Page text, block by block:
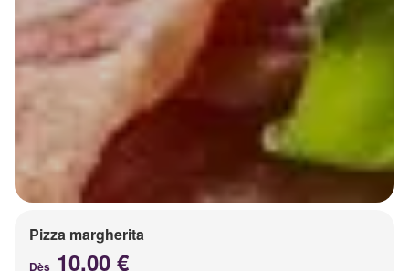
Pizza margherita
Dès 10.00 €